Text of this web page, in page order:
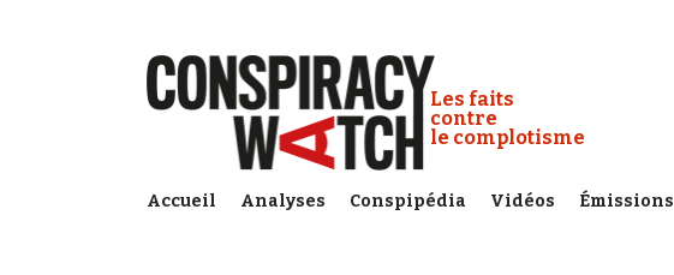
Conspiracy Watch :
Les faits
contre
le complotisme
Accueil Analyses Conspipédia Vidéos Émissions